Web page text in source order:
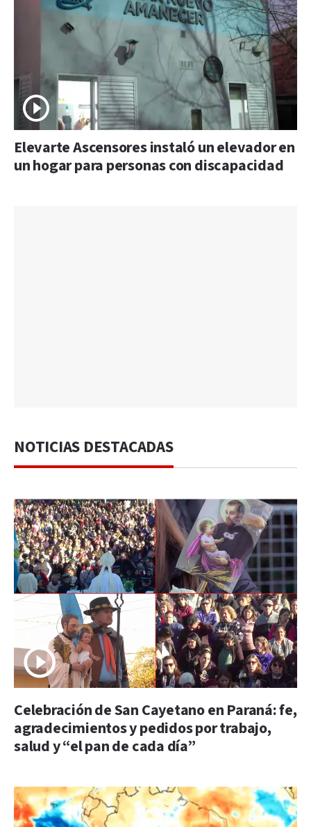
Elevarte Ascensores instaló un elevador en
un hogar para personas con discapacidad
NOTICIAS DESTACADAS
Celebración de San Cayetano en Paraná: fe,
agradecimientos y pedidos por trabajo,
salud y “el pan de cada día”